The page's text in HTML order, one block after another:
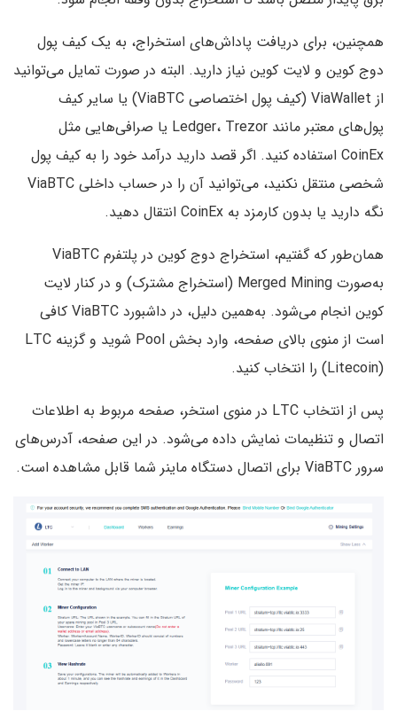
همچنین، برای دریافت پاداش‌های استخراج، به یک کیف پول
دوج کوین و لایت کوین نیاز دارید. البته در صورت تمایل می‌توانید
از ViaWallet (کیف پول اختصاصی ViaBTC) یا سایر کیف
پول‌های معتبر مانند Ledger، Trezor یا صرافی‌هایی مثل
CoinEx استفاده کنید. اگر قصد دارید درآمد خود را به کیف پول
شخصی منتقل نکنید، می‌توانید آن را در حساب داخلی ViaBTC
نگه دارید یا بدون کارمزد به CoinEx انتقال دهید.
همان‌طور که گفتیم، استخراج دوج کوین در پلتفرم ViaBTC
به‌صورت Merged Mining (استخراج مشترک) و در کنار لایت
کوین انجام می‌شود. به‌همین دلیل، در داشبورد ViaBTC کافی
است از منوی بالای صفحه، وارد بخش Pool شوید و گزینه LTC
(Litecoin) را انتخاب کنید.
پس از انتخاب LTC در منوی استخر، صفحه مربوط به اطلاعات
اتصال و تنظیمات نمایش داده می‌شود. در این صفحه، آدرس‌های
سرور ViaBTC برای اتصال دستگاه ماینر شما قابل مشاهده است.